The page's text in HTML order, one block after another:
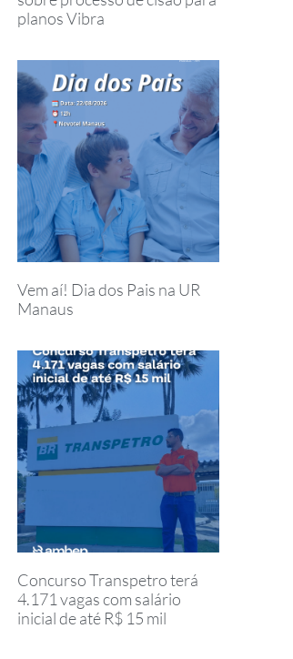
planos Vibra
Vem aí! Dia dos Pais na UR
Manaus
Concurso Transpetro terá
4.171 vagas com salário
inicial de até R$ 15 mil